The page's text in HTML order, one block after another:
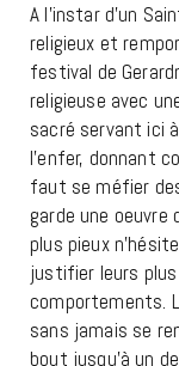
A l’instar d’un
religieux et
festival de
religieuse avec
sacré servant ici
l’enfer, donnant
faut se méfier
garde une oeuvre
plus pieux
justifier leurs
comportements.
sans jamais se
bout jusqu’à un